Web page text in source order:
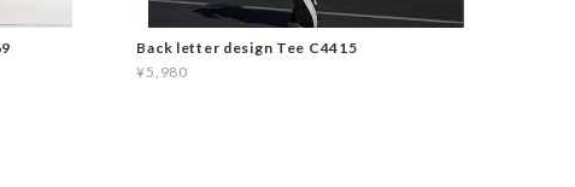
Back letter design Tee C4415
¥5,980